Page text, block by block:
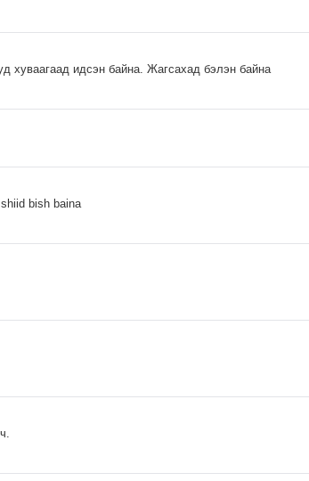
хуваагаад идсэн байна. Жагсахад бэлэн байна
bish baina